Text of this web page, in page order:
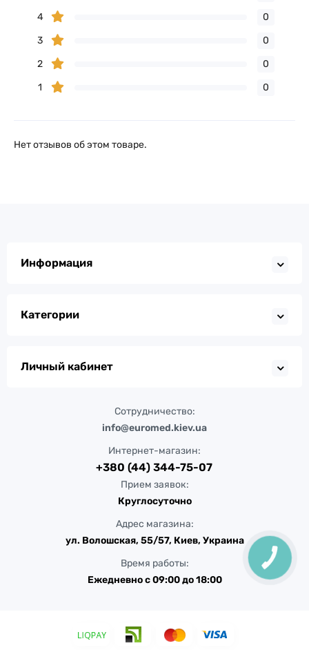
4
0
3
0
2
0
1
0
Нет отзывов об этом товаре.
Информация
Категории
Личный кабинет
Сотрудничество:
info@euromed.kiev.ua
Интернет-магазин:
+380 (44) 344-75-07
Прием заявок:
Круглосуточно
Адрес магазина:
ул. Волошская, 55/57, Киев, Украина
Время работы:
Ежедневно с 09:00 до 18:00
КНОПКА
ЗВ'ЯЗКУ